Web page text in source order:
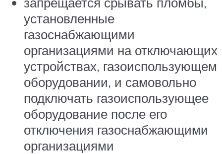
установленные
газоснабжающими
организациями на отключающих
устройствах, газоиспользующем
оборудовании, и самовольно
подключать газоиспользующее
оборудование после его
отключения газоснабжающими
организациями